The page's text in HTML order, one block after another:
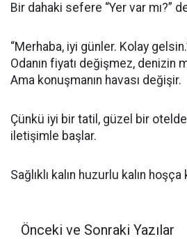
Bir dahaki sefere “Yer var mı?”
“Merhaba, iyi günler. Kolay
Odanın fiyatı değişmez, denizin
Ama konuşmanın havası değişir.
Çünkü iyi bir tatil, güzel bir
iletişimle başlar.
Sağlıklı kalın huzurlu kalın hoşça
Önceki ve Sonraki Yazılar